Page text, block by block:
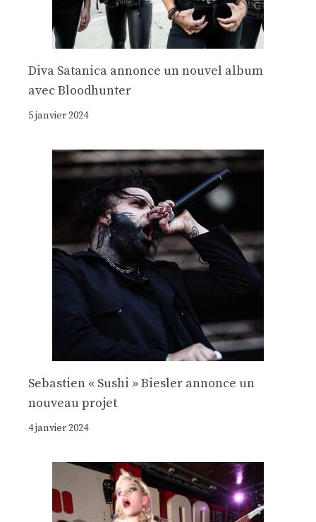
Diva Satanica annonce un nouvel album
avec Bloodhunter
5 janvier 2024
Sebastien « Sushi » Biesler annonce un
nouveau projet
4 janvier 2024